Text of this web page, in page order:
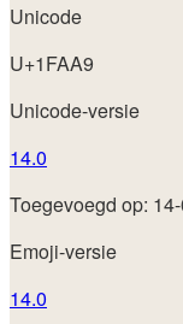
Unicode
U+1FAA9
Unicode-versie
14.0
Toegevoegd op:
Emoji-versie
14.0